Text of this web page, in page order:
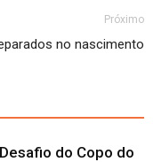
Próximo
no nascimento
do Copo do